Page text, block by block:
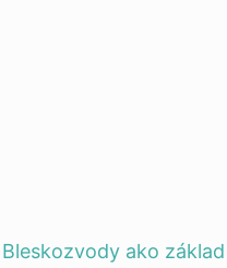
Bleskozvody ako